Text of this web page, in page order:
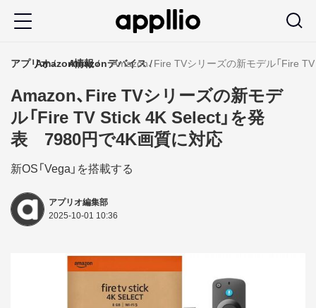
ン
テ
ン
移
アプリオAmazon情報AmazonデバイスAmazon、Fire TVシリーズの新モデル「Fire
Amazon、Fire TVシリーズの新モデ
ル「Fire TV Stick 4K Select」を発
表 7980円で4K画質に対応
新OS「Vega」を搭載する
アプリオ編集部
2025-10-01 10:36